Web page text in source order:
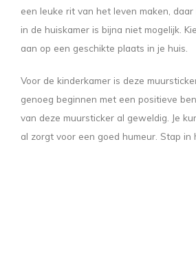
een leuke rit van het leven maken,
in de huiskamer is bijna niet mogelijk.
aan op een geschikte plaats in je huis.
Voor de kinderkamer is deze
genoeg beginnen met een positieve
van deze muursticker al geweldig. Je
al zorgt voor een goed humeur. Stap